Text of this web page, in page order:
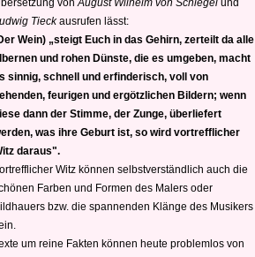
Tieckausrufen lässt:
Wein) „steigt Euch in das Gehirn, zerteilt da alle
und rohen Dünste, die es umgeben, macht
sinnig, schnell und erfinderisch, voll von
feurigen und ergötzlichen Bildern; wenn
dann der Stimme, der Zunge, überliefert
was ihre Geburt ist, so wird vortrefflicher
daraus".
Witz können selbstverständlich auch die
Farben und Formen des Malers oder
bzw. die spannenden Klänge des Musikers
um reine Fakten können heute problemlos von